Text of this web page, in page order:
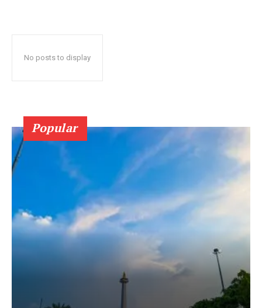
No posts to display
Popular